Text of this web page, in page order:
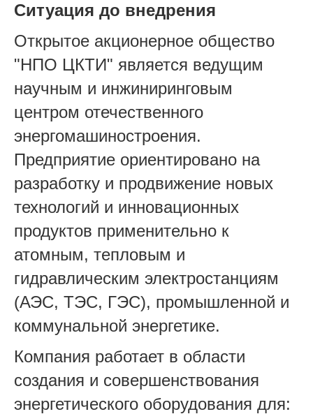
Ситуация до внедрения
Открытое акционерное общество
"НПО ЦКТИ" является ведущим
научным и инжиниринговым
центром отечественного
энергомашиностроения.
Предприятие ориентировано на
разработку и продвижение новых
технологий и инновационных
продуктов применительно к
атомным, тепловым и
гидравлическим электростанциям
(АЭС, ТЭС, ГЭС), промышленной и
коммунальной энергетике.
Компания работает в области
создания и совершенствования
энергетического оборудования для: